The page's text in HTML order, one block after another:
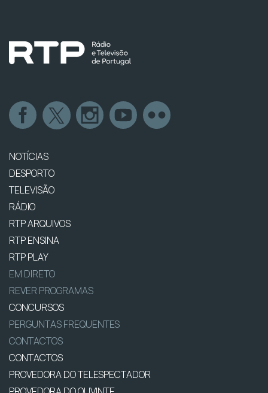
NOTÍCIAS
DESPORTO
TELEVISÃO
RÁDIO
RTP ARQUIVOS
RTP ENSINA
RTP PLAY
EM DIRETO
REVER PROGRAMAS
CONCURSOS
PERGUNTAS FREQUENTES
CONTACTOS
CONTACTOS
PROVEDORA DO TELESPECTADOR